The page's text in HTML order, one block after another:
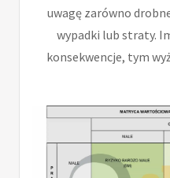
uwagę zarówno
wypadki lub straty.
konsekwencje, tym